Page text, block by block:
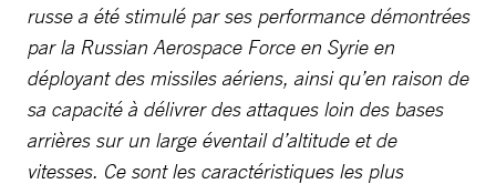
russe a été stimulé par ses performance démontrées
par la Russian Aerospace Force en Syrie en
déployant des missiles aériens, ainsi qu’en raison de
sa capacité à délivrer des attaques loin des bases
arrières sur un large éventail d’altitude et de
vitesses. Ce sont les caractéristiques les plus